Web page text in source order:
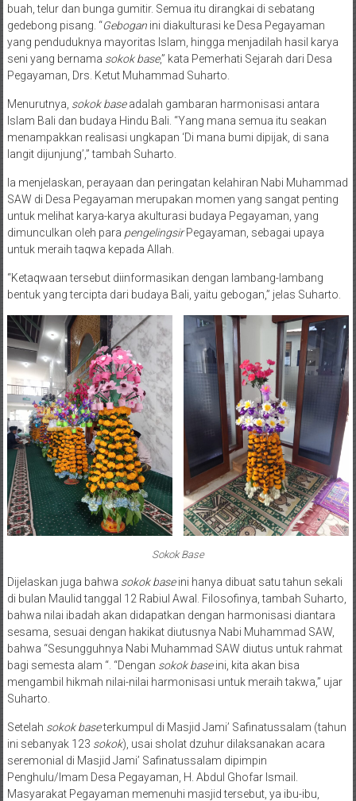
buah, telur dan bunga gumitir. Semua itu dirangkai di sebatang
gedebong pisang. “Geboganini diakulturasi ke Desa Pegayaman
yang penduduknya mayoritas Islam, hingga menjadilah hasil karya
seni yang bernama sokok base,” kata Pemerhati Sejarah dari Desa
Pegayaman, Drs. Ketut Muhammad Suharto.
Menurutnya, sokok baseadalah gambaran harmonisasi antara
Islam Bali dan budaya Hindu Bali. “Yang mana semua itu seakan
menampakkan realisasi ungkapan ‘Di mana bumi dipijak, di sana
langit dijunjung’,” tambah Suharto.
Ia menjelaskan, perayaan dan peringatan kelahiran Nabi Muhammad
SAW di Desa Pegayaman merupakan momen yang sangat penting
untuk melihat karya-karya akulturasi budaya Pegayaman, yang
dimunculkan oleh para pengelingsirPegayaman, sebagai upaya
untuk meraih taqwa kepada Allah.
“Ketaqwaan tersebut diinformasikan dengan lambang-lambang
bentuk yang tercipta dari budaya Bali, yaitu gebogan,” jelas Suharto.
Sokok Base
Dijelaskan juga bahwa sokok baseini hanya dibuat satu tahun sekali
di bulan Maulid tanggal 12 Rabiul Awal. Filosofinya, tambah Suharto,
bahwa nilai ibadah akan didapatkan dengan harmonisasi diantara
sesama, sesuai dengan hakikat diutusnya Nabi Muhammad SAW,
bahwa “Sesungguhnya Nabi Muhammad SAW diutus untuk rahmat
bagi semesta alam “. “Dengan sokok baseini, kita akan bisa
mengambil hikmah nilai-nilai harmonisasi untuk meraih takwa,” ujar
Suharto.
Setelah sokok baseterkumpul di Masjid Jami’ Safinatussalam (tahun
ini sebanyak 123 sokok), usai sholat dzuhur dilaksanakan acara
seremonial di Masjid Jami’ Safinatussalam dipimpin
Penghulu/Imam Desa Pegayaman, H. Abdul Ghofar Ismail.
Masyarakat Pegayaman memenuhi masjid tersebut, ya ibu-ibu,